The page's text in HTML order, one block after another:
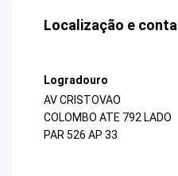
Localização e
Logradouro
AV CRISTOVAO
COLOMBO ATE 792 LADO
PAR 526 AP 33